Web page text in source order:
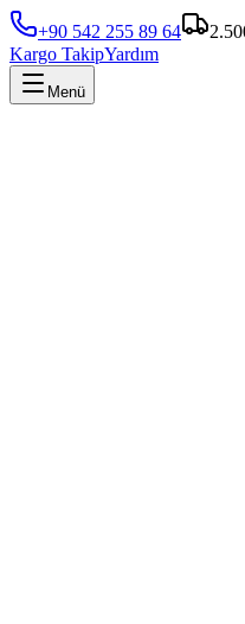
+90 542 255 89 64
Kargo TakipYardım
Menü